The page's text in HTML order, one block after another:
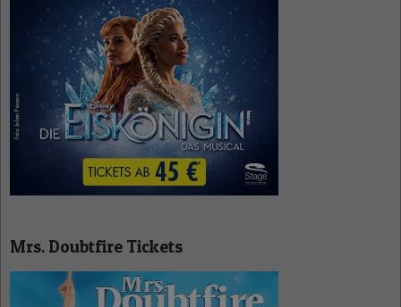
Mrs. Doubtfire Tickets